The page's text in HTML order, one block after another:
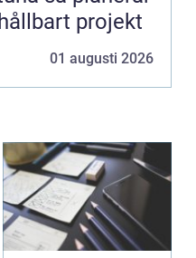
projekt
01 augusti 2026